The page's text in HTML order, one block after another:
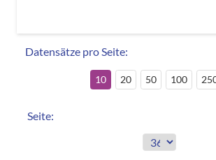
Datensätze pro Seite:
10 20 50 100
Seite: